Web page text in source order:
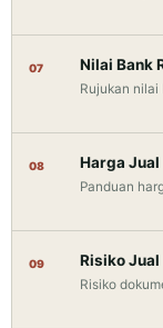
07 Nilai Bank
Rujukan
08 Harga Jual
Panduan
09 Risiko Jual
Risiko